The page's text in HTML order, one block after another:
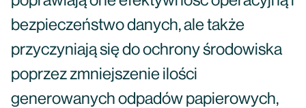
bezpieczeństwo danych, ale także
przyczyniają się do ochrony środowiska
poprzez zmniejszenie ilości
generowanych odpadów papierowych,